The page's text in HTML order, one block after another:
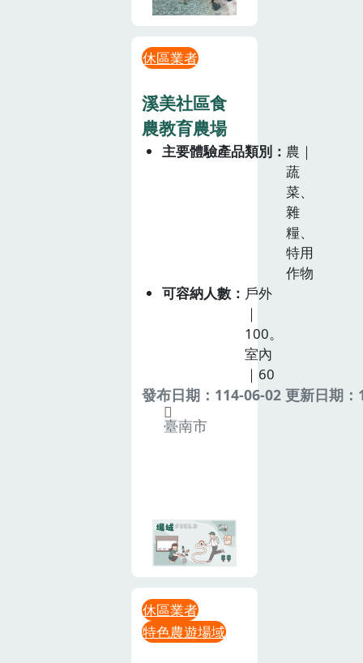
休區業者
溪美社區食
農教育農場
主要體驗產品類別
農｜
蔬
菜、
雜
糧、
特用
作物
可容納人數
戶外
｜
100。
室內
｜60
發布日期：114-06-02 更新日期
臺南市
休區業者
特色農遊場域